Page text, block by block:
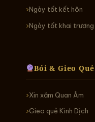
Ngày tốt kết hôn
Ngày tốt khai trương
Bói & Gieo Quẻ
Xin xăm Quan Âm
Gieo quẻ Kinh Dịch